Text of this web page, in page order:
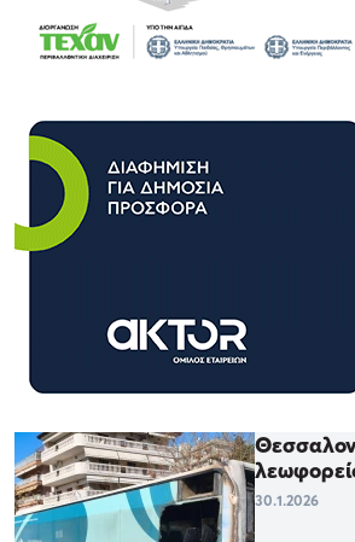
30.1.2026